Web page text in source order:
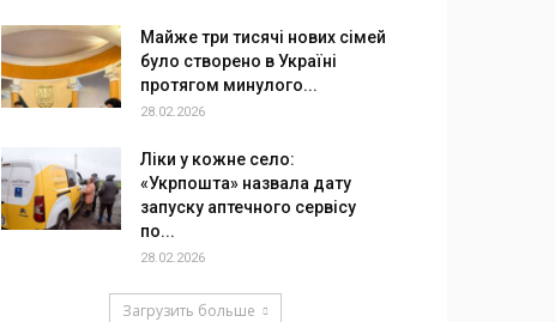
Майже три тисячі нових сімей
було створено в Україні
протягом минулого...
28.02.2026
Ліки у кожне село:
«Укрпошта» назвала дату
запуску аптечного сервісу
по...
28.02.2026
Загрузить больше